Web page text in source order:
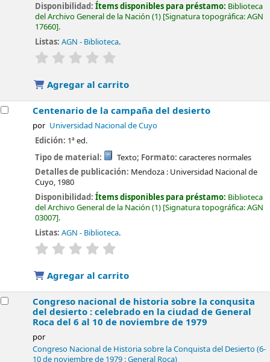
Disponibilidad:Ítems disponibles para préstamo: Biblioteca
del Archivo General de la Nación (1) Signatura topográfica:AGN
17660 .
Listas: AGN - Biblioteca.
valoración
Agregar al carrito
Centenario de la campaña del desierto
por Universidad Nacional de Cuyo
Edición: 1ª ed.
Tipo de material:
Texto; Formato: caracteres normales
Detalles de publicación: Mendoza : Universidad Nacional de
Cuyo, 1980
Disponibilidad:Ítems disponibles para préstamo: Biblioteca
del Archivo General de la Nación (1) Signatura topográfica:AGN
03007 .
Listas: AGN - Biblioteca.
valoración
Agregar al carrito
Congreso nacional de historia sobre la conqusita
del desierto : celebrado en la ciudad de General
Roca del 6 al 10 de noviembre de 1979
por
Congreso Nacional de Historia sobre la Conquista del Desierto(6-
10 de noviembre de 1979 : General Roca)